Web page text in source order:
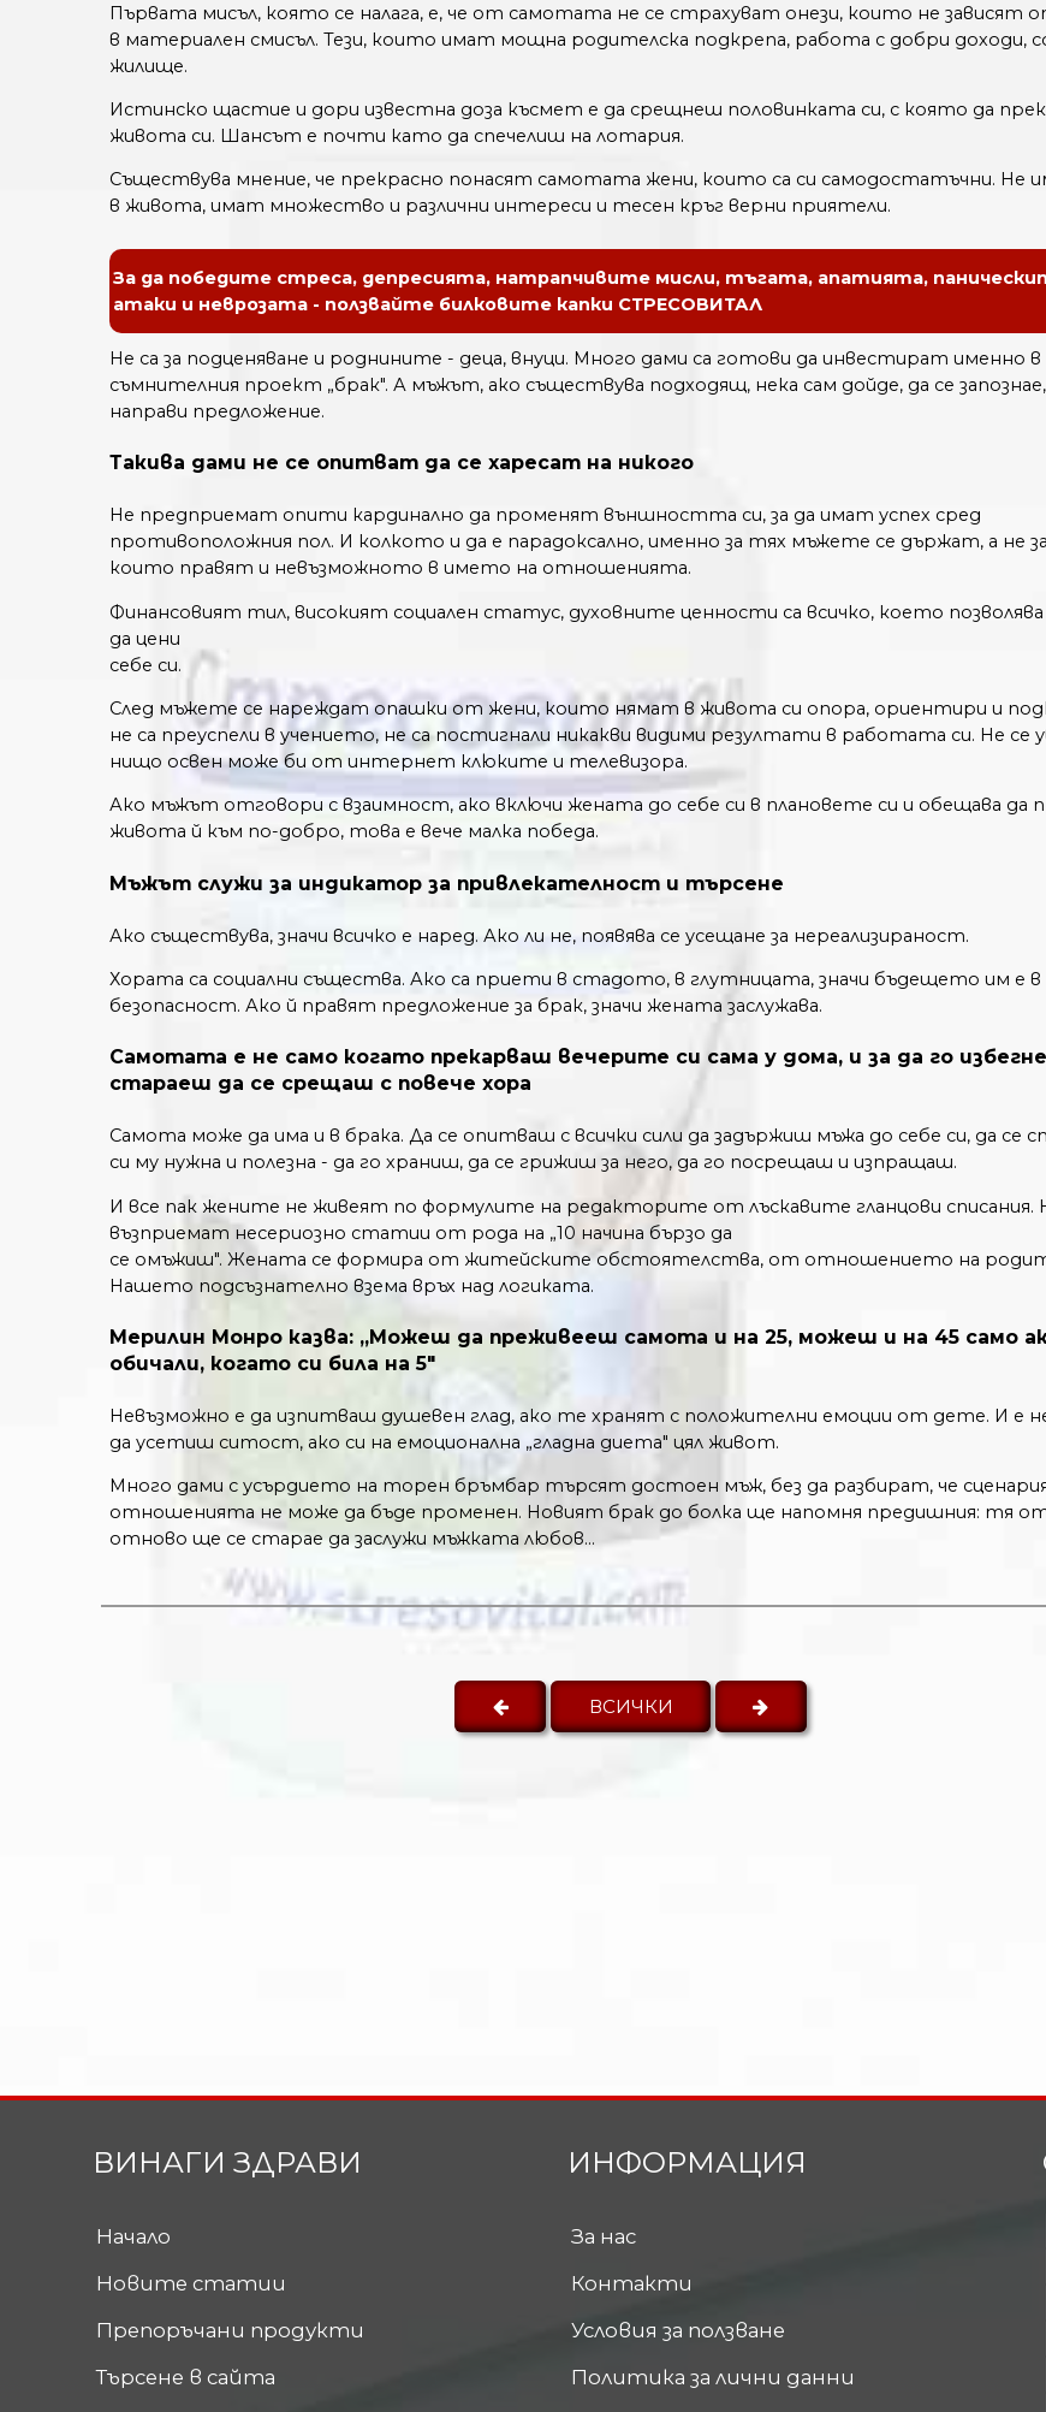
Първата мисъл, която се налага, е, че от самотата не се страхуват онези, които не зависят
в материален смисъл. Тези, които имат мощна родителска подкрепа, работа с добри доходи,
жилище.
Истинско щастие и дори известна доза късмет е да срещнеш половинката си, с която да
живота си. Шансът е почти като да спечелиш на лотария.
Съществува мнение, че прекрасно понасят самотата жени, които са си самодостатъчни. Не
в живота, имат множество и различни интереси и тесен кръг верни приятели.
За да победите стреса, депресията, натрапчивите мисли, тъгата, апатията,
атаки и неврозата - ползвайте билковите капки СТРЕСОВИТАЛ
Не са за подценяване и роднините - деца, внуци. Много дами са готови да инвестират именно в
съмнителния проект „брак". А мъжът, ако съществува подходящ, нека сам дойде, да се
направи предложение.
Такива дами не се опитват да се харесат на никого
Не предприемат опити кардинално да променят външността си, за да имат успех сред
противоположния пол. И колкото и да е парадоксално, именно за тях мъжете се държат, а не
които правят и невъзможното в името на отношенията.
Финансовият тил, високият социален статус, духовните ценности са всичко, което
да цени
себе си.
След мъжете се нареждат опашки от жени, които нямат в живота си опора, ориентири и
не са преуспели в учението, не са постигнали никакви видими резултати в работата си. Не се
нищо освен може би от интернет клюките и телевизора.
Ако мъжът отговори с взаимност, ако включи жената до себе си в плановете си и обещава да
живота й към по-добро, това е вече малка победа.
Мъжът служи за индикатор за привлекателност и търсене
Ако съществува, значи всичко е наред. Ако ли не, появява се усещане за нереализираност.
Хората са социални същества. Ако са приети в стадото, в глутницата, значи бъдещето им е в
безопасност. Ако й правят предложение за брак, значи жената заслужава.
Самотата е не само когато прекарваш вечерите си сама у дома, и за да го
стараеш да се срещаш с повече хора
Самота може да има и в брака. Да се опитваш с всички сили да задържиш мъжа до себе си, да се
си му нужна и полезна - да го храниш, да се грижиш за него, да го посрещаш и изпращаш.
И все пак жените не живеят по формулите на редакторите от лъскавите гланцови списания.
възприемат несериозно статии от рода на „10 начина бързо да
се омъжиш". Жената се формира от житейските обстоятелства, от отношението на
Нашето подсъзнателно взема връх над логиката.
Мерилин Монро казва: „Можеш да преживееш самота и на 25, можеш и на 45 само
обичали, когато си била на 5"
Невъзможно е да изпитваш душевен глад, ако те хранят с положителни емоции от дете. И е
да усетиш ситост, ако си на емоционална „гладна диета" цял живот.
Много дами с усърдието на торен бръмбар търсят достоен мъж, без да разбират, че
отношенията не може да бъде променен. Новият брак до болка ще напомня предишния: тя
отново ще се старае да заслужи мъжката любов...
ВСИЧКИ
ВИНАГИ ЗДРАВИ
Начало
Новите статии
Препоръчани продукти
Търсене в сайта
ИНФОРМАЦИЯ
За нас
Контакти
Условия за ползване
Политика за лични данни